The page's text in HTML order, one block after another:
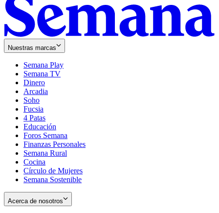
Nuestras marcas
Semana Play
Semana TV
Dinero
Arcadia
Soho
in
new
window
Fucsia
in
new
window
4 Patas
Educación
Foros Semana
Finanzas Personales
Semana Rural
Cocina
Círculo de Mujeres
Semana Sostenible
Acerca de nosotros